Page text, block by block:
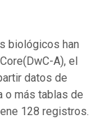
biológicos han
A), el
datos de
o más tablas de
128 registros.